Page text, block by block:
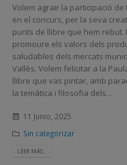
Volem agrair la participació
en el concurs, per la seva
punts de llibre que hem
promoure els valors dels
saludables dels mercats
Vallès. Volem felicitar a la
llibre que vas pintar, amb
la temàtica i filosofia dels...
11 Junio, 2025
Sin categorizar
LEER MÁS...